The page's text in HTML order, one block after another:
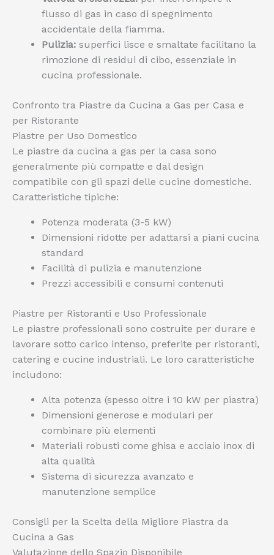
flusso di gas in caso di spegnimento
accidentale della fiamma.
Pulizia: superfici lisce e smaltate facilitano la
rimozione di residui di cibo, essenziale in
cucina professionale.
Confronto tra Piastre da Cucina a Gas per Casa e
per Ristorante
Piastre per Uso Domestico
Le piastre da cucina a gas per la casa sono
generalmente più compatte e dal design
compatibile con gli spazi delle cucine domestiche.
Caratteristiche tipiche:
Potenza moderata (3-5 kW)
Dimensioni ridotte per adattarsi a piani cucina
standard
Facilità di pulizia e manutenzione
Prezzi accessibili e consumi contenuti
Piastre per Ristoranti e Uso Professionale
Le piastre professionali sono costruite per durare e
lavorare sotto carico intenso, preferite per ristoranti,
catering e cucine industriali. Le loro caratteristiche
includono:
Alta potenza (spesso oltre i 10 kW per piastra)
Dimensioni generose e modulari per
combinare più elementi
Materiali robusti come ghisa e acciaio inox di
alta qualità
Sistema di sicurezza avanzato e
manutenzione semplice
Consigli per la Scelta della Migliore Piastra da
Cucina a Gas
Valutazione dello Spazio Disponibile